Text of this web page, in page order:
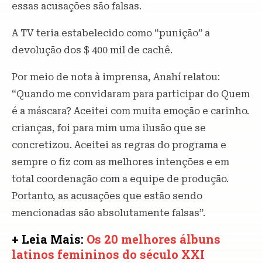
essas acusações são falsas.
A TV teria estabelecido como “punição” a
devolução dos $ 400 mil de cachê.
Por meio de nota à imprensa, Anahí relatou:
“Quando me convidaram para participar do Quem
é a máscara? Aceitei com muita emoção e carinho.
crianças, foi para mim uma ilusão que se
concretizou. Aceitei as regras do programa e
sempre o fiz com as melhores intenções e em
total coordenação com a equipe de produção.
Portanto, as acusações que estão sendo
mencionadas são absolutamente falsas”.
+ Leia Mais: Os 20 melhores álbuns
latinos femininos do século XXI